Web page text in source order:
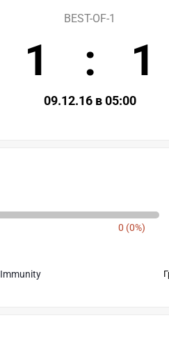
BEST-OF-1
1 : 1
09.12.16 в 05:00
0 (0%)
Immunity